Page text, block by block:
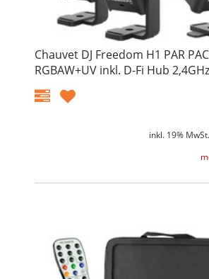
Chauvet DJ Freedom H1 PAR
RGBAW+UV inkl. D-Fi Hub 2,4GHz
inkl. 19%